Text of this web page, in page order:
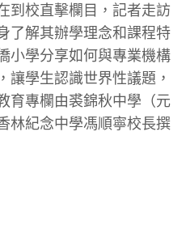
到校直擊欄目，記者走訪
了解其辦學理念和課程特
小學分享如何與專業機構
讓學生認識世界性議題，
育專欄由裘錦秋中學（元
林紀念中學馮順寧校長撰